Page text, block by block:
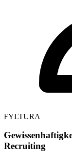
FYLTURA
Recruiting